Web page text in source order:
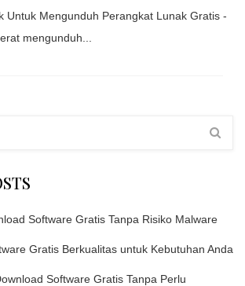
Untuk Mengunduh Perangkat Lunak Gratis -
mengunduh...
Software Gratis Tanpa Risiko Malware
Gratis Berkualitas untuk Kebutuhan Anda
Software Gratis Tanpa Perlu